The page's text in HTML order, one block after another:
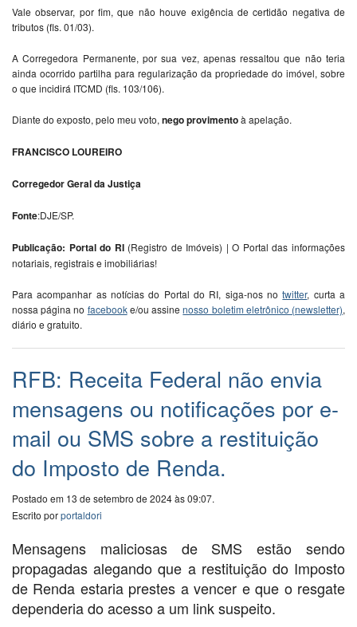
Vale observar, por fim, que não houve exigência de certidão negativa de
tributos (fls. 01/03).
A Corregedora Permanente, por sua vez, apenas ressaltou que não teria
ainda ocorrido partilha para regularização da propriedade do imóvel, sobre
o que incidirá ITCMD (fls. 103/106).
Diante do exposto, pelo meu voto, nego provimentoà apelação.
FRANCISCO LOUREIRO
Corregedor Geral da Justiça
Fonte:DJE/SP.
Publicação: Portal do RI(Registro de Imóveis) | O Portal das informações
notariais, registrais e imobiliárias!
Para acompanhar as notícias do Portal do RI, siga-nos notwitter, curta a
nossa página no facebooke/ou assinenosso boletim eletrônico (newsletter),
diário e gratuito.
RFB: Receita Federal não envia
mensagens ou notificações por e-
mail ou SMS sobre a restituição
do Imposto de Renda.
Postado em 13 de setembro de 2024 às 09:07.
Escrito porportaldori
Mensagens maliciosas de SMS estão sendo
propagadas alegando que a restituição do Imposto
de Renda estaria prestes a vencer e que o resgate
dependeria do acesso a um link suspeito.